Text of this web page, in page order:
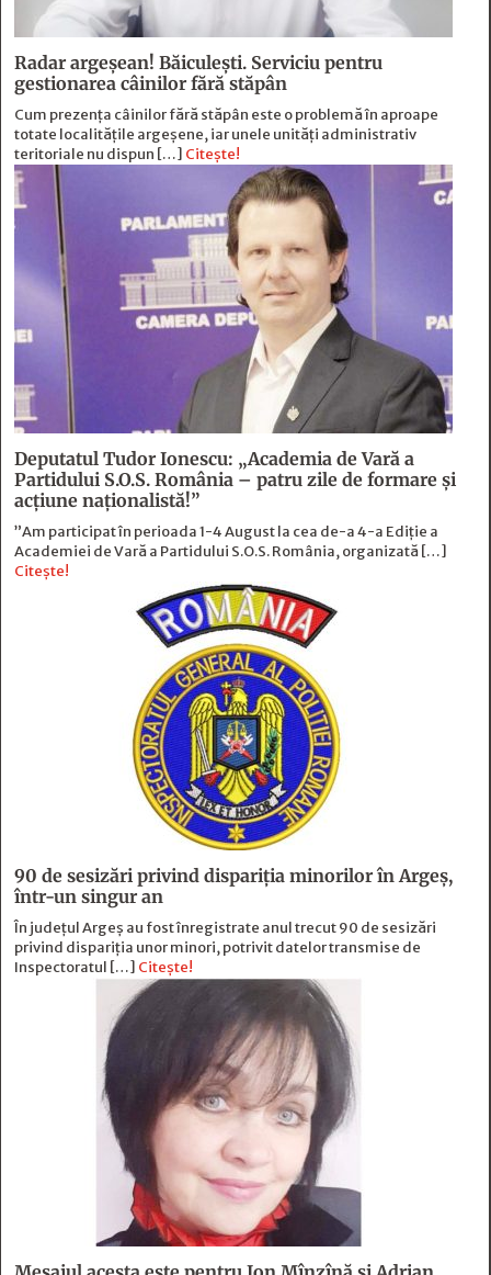
Radar argeșean! Băiculeşti. Serviciu pentru
gestionarea câinilor fără stăpân
Cum prezența câinilor fără stăpân este o problemă în aproape
totate localitățile argeșene, iar unele unități administrativ
teritoriale nu dispun […] Citește!
Deputatul Tudor Ionescu: „Academia de Vară a
Partidului S.O.S. România – patru zile de formare şi
acţiune naţionalistă!”
”Am participat în perioada 1-4 August la cea de-a 4-a Ediție a
Academiei de Vară a Partidului S.O.S. România, organizată […]
Citește!
90 de sesizări privind dispariţia minorilor în Argeş,
într-un singur an
În județul Argeș au fost înregistrate anul trecut 90 de sesizări
privind dispariția unor minori, potrivit datelor transmise de
Inspectoratul […] Citește!